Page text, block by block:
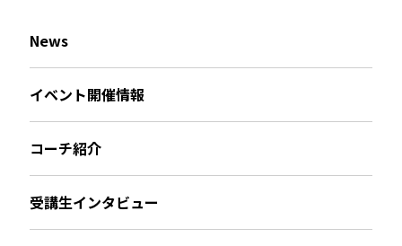
News
イベント開催情報
コーチ紹介
受講生インタビュー